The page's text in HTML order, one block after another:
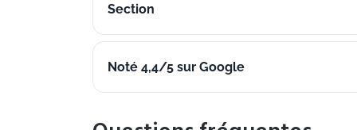
Section
Noté 4,4/5 sur Google